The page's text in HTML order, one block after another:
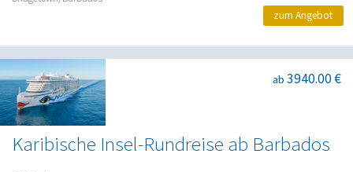
zum Angebot
Karibische Insel-Rundreise ab Barbados
ab 3940.00 €